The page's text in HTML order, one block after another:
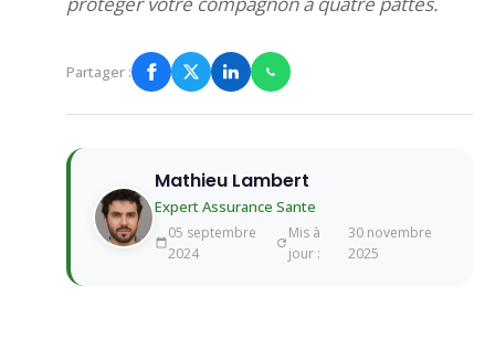
Partager :
Mathieu Lambert
Expert Assurance Sante
05 septembre
2024
Mis à
jour :
30 novembre
2025